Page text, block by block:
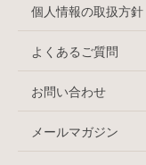
個人情報の取扱方針
よくあるご質問
お問い合わせ
メールマガジン